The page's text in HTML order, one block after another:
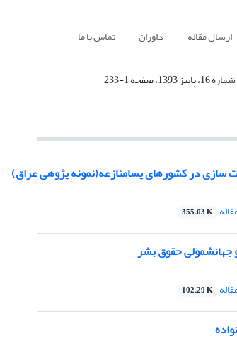
ارسال مقاله داوران تماس با ما
در کشورهای پسامنازعه(نمونه پژوهی عراق)
355.03 K
حقوق بشر
102.29 K